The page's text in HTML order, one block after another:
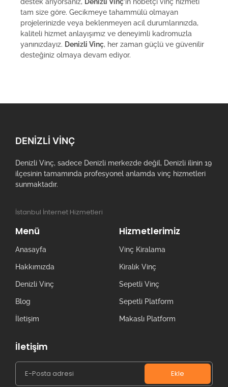
tam size göre. Gecikmeye tahammülü olmayan
projelerinizde veya beklenmeyen acil durumlarınızda,
kaliteli hizmet anlayışımız ve deneyimli kadromuzla
yanınızdayız. Denizli Vinç, her zaman güçlü ve güvenilir
desteğiniz olmaya devam ediyor.
DENIZLI VINÇ
Denizli Vinç, sadece Denizli merkezde değil, Denizli ilinin 19
ilçesinin tamamında profesyonel anlamda vinç hizmetleri
sunmaktadır.
İstanbul İnternet Hizmetleri
Menü
Anasayfa
Hakkımızda
Denizli Vinç
Blog
İletişim
Hizmetlerimiz
Vinç Kiralama
Kiralık Vinç
Sepetli Vinç
Sepetli Platform
Makaslı Platform
İletişim
Ekle